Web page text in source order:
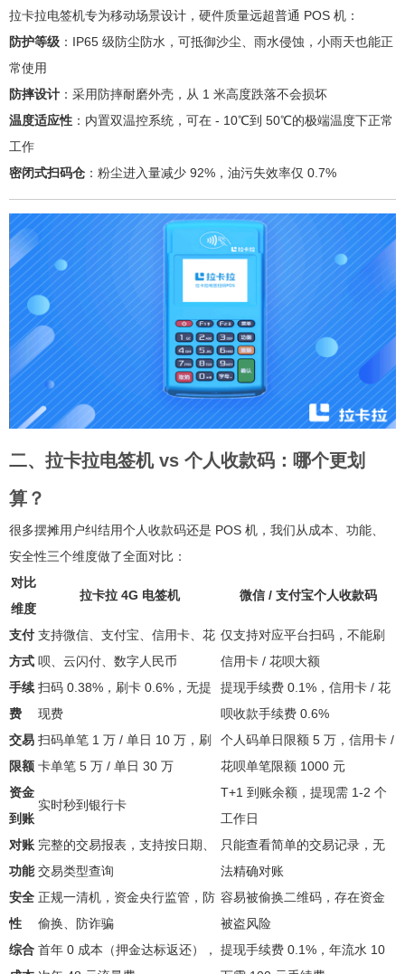
拉卡拉电签机专为移动场景设计，硬件质量远超普通 POS 机：
防护等级 ：IP65 级防尘防水，可抵御沙尘、雨水侵蚀，小雨天也能正
常使用
防摔设计 ：采用防摔耐磨外壳，从 1 米高度跌落不会损坏
温度适应性 ：内置双温控系统，可在 - 10℃到 50℃的极端温度下正常
工作
密闭式扫码仓 ：粉尘进入量减少 92%，油污失效率仅 0.7%
二、拉卡拉电签机 vs 个人收款码：哪个更划
算？
很多摆摊用户纠结用个人收款码还是 POS 机，我们从成本、功能、
安全性三个维度做了全面对比：
对比
维度
拉卡拉 4G 电签机 微信 / 支付宝个人收款码
支付
方式
支持微信、支付宝、信用卡、花
呗、云闪付、数字人民币
仅支持对应平台扫码，不能刷
信用卡 / 花呗大额
手续
费
扫码 0.38%，刷卡 0.6%，无提
现费
提现手续费 0.1%，信用卡 / 花
呗收款手续费 0.6%
交易
限额
扫码单笔 1 万 / 单日 10 万，刷
卡单笔 5 万 / 单日 30 万
个人码单日限额 5 万，信用卡 /
花呗单笔限额 1000 元
资金
到账
实时秒到银行卡
T+1 到账余额，提现需 1-2 个
工作日
对账
功能
完整的交易报表，支持按日期、
交易类型查询
只能查看简单的交易记录，无
法精确对账
安全
性
正规一清机，资金央行监管，防
偷换、防诈骗
容易被偷换二维码，存在资金
被盗风险
综合 首年 0 成本（押金达标返还），
提现手续费 0.1%，年流水 10